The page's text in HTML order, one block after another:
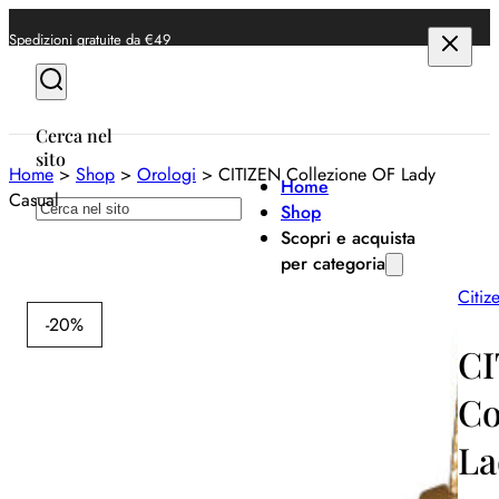
Spedizioni gratuite da €49
Cerca nel
sito
Cerca
Home
Shop
Scopri e acquista
per categoria
Home> Shop > Orologi > CITIZEN Collezione OF Lady
Casual
-20%